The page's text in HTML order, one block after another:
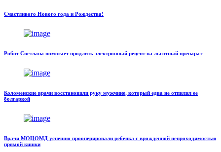
Счастливого Нового года и Рождества!
Робот Светлана помогает продлить электронный рецепт на льготный препарат
Коломенские врачи восстановили руку мужчине, который едва не отпилил ее
болгаркой
Врачи МОЦОМД успешно прооперировали ребенка с врожденной непроходимостью
прямой кишки